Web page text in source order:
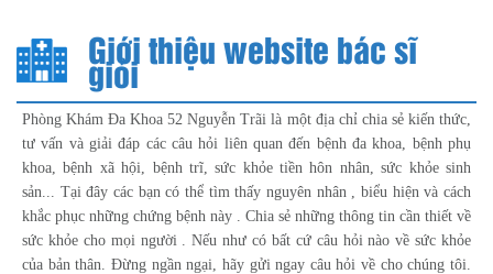
Giới thiệu website bác sĩ
giỏi
Phòng Khám Đa Khoa 52 Nguyễn Trãi là một địa chỉ chia sẻ kiến thức,
tư vấn và giải đáp các câu hỏi liên quan đến bệnh đa khoa, bệnh phụ
khoa, bệnh xã hội, bệnh trĩ, sức khỏe tiền hôn nhân, sức khỏe sinh
sản... Tại đây các bạn có thể tìm thấy nguyên nhân , biểu hiện và cách
khắc phục những chứng bệnh này . Chia sẻ những thông tin cần thiết về
sức khỏe cho mọi người . Nếu như có bất cứ câu hỏi nào về sức khỏe
của bản thân. Đừng ngần ngại, hãy gửi ngay câu hỏi về cho chúng tôi.